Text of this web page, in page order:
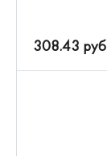
308.43 руб